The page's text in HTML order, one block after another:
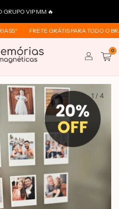
GRUPO VIP MM 🔥
FRETE GRÁTIS PARA TODO O
0
1 / 4